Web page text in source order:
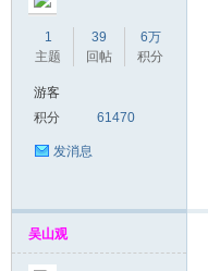
1
主题
39
回帖
6万
积分
游客
积分
61470
发消息
吴山观